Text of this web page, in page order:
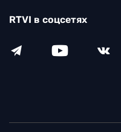
RTVI в соцсетях